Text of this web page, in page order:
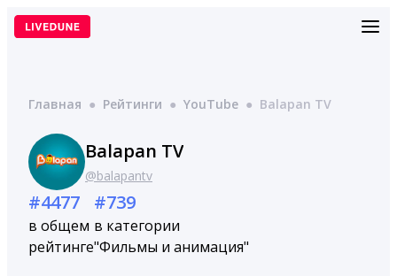
Перейти
Главная ● Рейтинги ● YouTube ● Balapan TV
Balapan TV
@balapantv
#4477
в общем
рейтинге
#739
в категории
"Фильмы и анимация"